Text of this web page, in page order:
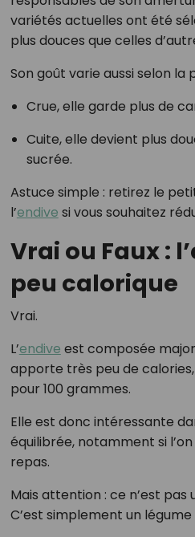
variétés actuelles ont été
plus douces que celles
Son goût varie aussi selon la
Crue, elle garde plus de
Cuite, elle devient plus
sucrée.
Astuce simple : retirez le
l’endive si vous souhaitez
Vrai ou Faux :
peu calorique
Vrai.
L’endive est composée
apporte très peu de calories,
pour 100 grammes.
Elle est donc intéressante
équilibrée, notamment si
repas.
Mais attention : ce n’est pas
C’est simplement un